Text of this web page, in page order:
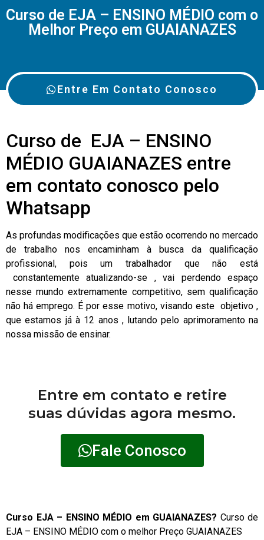
Curso de EJA – ENSINO MÉDIO com o
Melhor Preço em GUAIANAZES
Entre Em Contato Conosco
Curso de EJA – ENSINO
MÉDIO GUAIANAZES entre
em contato conosco pelo
Whatsapp
As profundas modificações que estão ocorrendo no mercado
de trabalho nos encaminham à busca da qualificação
profissional, pois um trabalhador que não está
constantemente atualizando-se , vai perdendo espaço
nesse mundo extremamente competitivo, sem qualificação
não há emprego. É por esse motivo, visando este objetivo ,
que estamos já à 12 anos , lutando pelo aprimoramento na
nossa missão de ensinar.
Entre em contato e retire
suas dúvidas agora mesmo.
Fale Conosco
Curso EJA – ENSINO MÉDIO em GUAIANAZES? Curso de
EJA – ENSINO MÉDIO com o melhor Preço GUAIANAZES